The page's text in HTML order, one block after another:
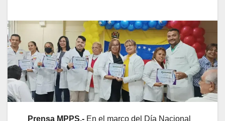
Prensa MPPS.- En el marco del Día Nacional